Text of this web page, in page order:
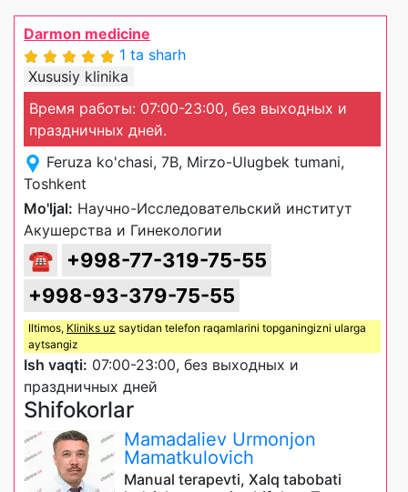
Darmon medicine
1 ta sharh
Xususiy klinika
Время работы: 07:00-23:00, без выходных и
праздничных дней.
Feruza ko'chasi, 7B, Mirzo-Ulugbek tumani,
Toshkent
Mo'ljal: Научно-Исследовательский институт
Акушерства и Гинекологии
☎
+998-77-319-75-55
+998-93-379-75-55
Iltimos, Kliniks uz saytidan telefon raqamlarini topganingizni ularga
aytsangiz
Ish vaqti: 07:00-23:00, без выходных и
праздничных дней
Shifokorlar
Mamadaliev Urmonjon
Mamatkulovich
Manual terapevti, Xalq tabobati